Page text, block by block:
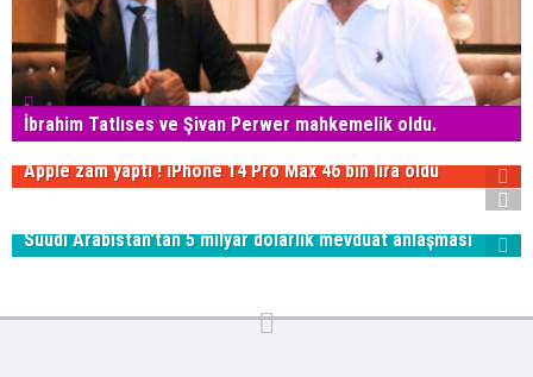
İbrahim Tatlıses ve Şivan Perwer mahkemelik oldu.
Apple zam yaptı ! iPhone 14 Pro Max 46 bin lira oldu
Suudi Arabistan'tan 5 milyar dolarlık mevduat anlaşması